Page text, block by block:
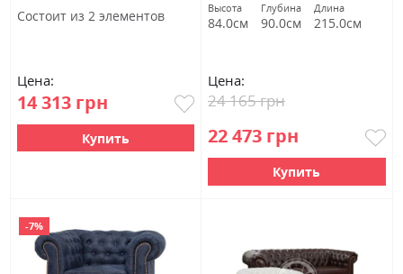
Состоит из 2 элементов
Цена:
14 313 грн
Купить
Высота
84.0см
Глубина
90.0см
Длина
215.0см
Цена:
22 473 грн
24 165 грн
Купить
-7%